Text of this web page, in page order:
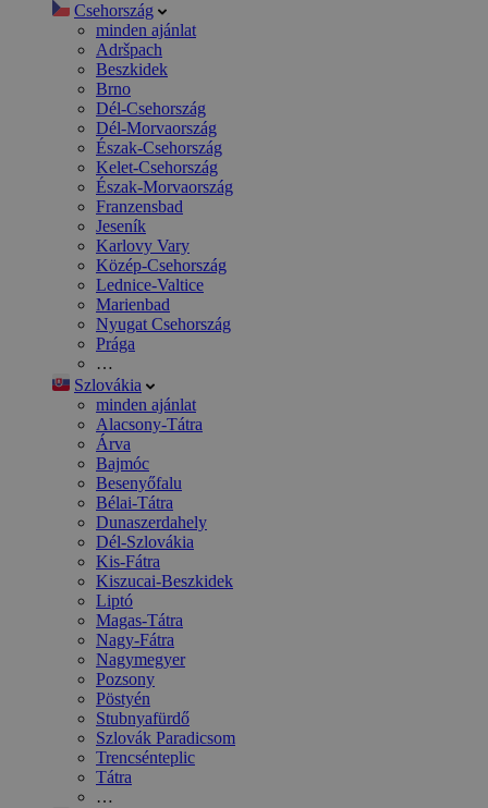
Csehország
minden ajánlat
Adršpach
Beszkidek
Brno
Dél-Csehország
Dél-Morvaország
Észak-Csehország
Kelet-Csehország
Észak-Morvaország
Franzensbad
Jeseník
Karlovy Vary
Közép-Csehország
Lednice-Valtice
Marienbad
Nyugat Csehország
Prága
…
Szlovákia
minden ajánlat
Alacsony-Tátra
Árva
Bajmóc
Besenyőfalu
Bélai-Tátra
Dunaszerdahely
Dél-Szlovákia
Kis-Fátra
Kiszucai-Beszkidek
Liptó
Magas-Tátra
Nagy-Fátra
Nagymegyer
Pozsony
Pöstyén
Stubnyafürdő
Szlovák Paradicsom
Trencsénteplic
Tátra
…